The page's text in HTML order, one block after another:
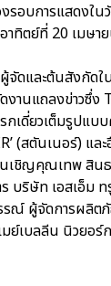
อบการแสดงใน
าทิตย์ที่ 20 เมษา
ดและต้นสังกัดใ
านแถลงข่าวซึ่ง
เดี่ยวเต็มรูปแบ
(สตันเนอร์) แล
นเชิญคุณเทพ สิน
บริษัท เอสเอ็ม
ณ์ ผู้จัดการผลิต
เบลลีน นิวยอร์